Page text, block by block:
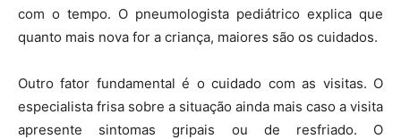
com o tempo. O pneumologista pediátrico explica que
quanto mais nova for a criança, maiores são os cuidados.
Outro fator fundamental é o cuidado com as visitas. O
especialista frisa sobre a situação ainda mais caso a visita
apresente sintomas gripais ou de resfriado. O